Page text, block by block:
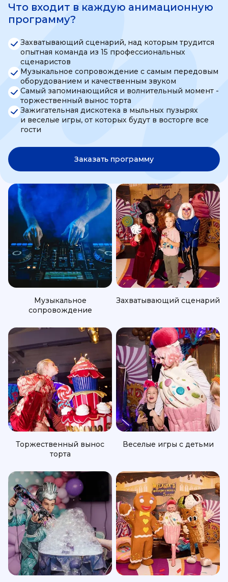
Что входит в каждую анимационную
программу?
Захватывающий сценарий, над которым трудится
опытная команда из 15 профессиональных
сценаристов
Музыкальное сопровождение с самым передовым
оборудованием и качественным звуком
Самый запоминающийся и волнительный момент -
торжественный вынос торта
Зажигательная дискотека в мыльных пузырях
и веселые игры, от которых будут в восторге все
гости
Заказать программу
Музыкальное
сопровождение
Захватывающий сценарий
Торжественный вынос
торта
Веселые игры с детьми